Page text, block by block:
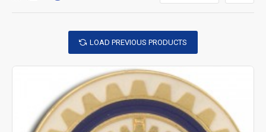
LOAD PREVIOUS PRODUCTS